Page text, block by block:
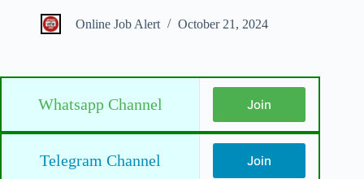
Online Job Alert October 21, 2024
Whatsapp Channel Join
Telegram Channel Join